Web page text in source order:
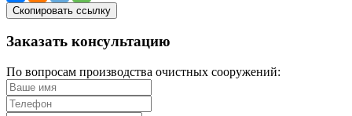
Скопировать ссылку
Заказать консультацию
По вопросам производства очистных сооружений: